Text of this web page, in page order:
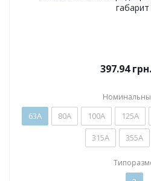
габарит
397.94грн.
63А 80А 100А 125А
315А
355А